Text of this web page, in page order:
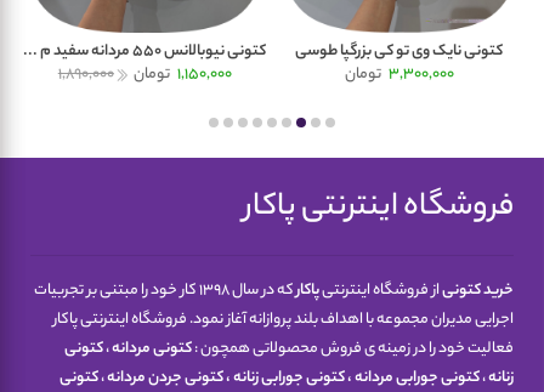
کتونی نایک وی تو کی بزرگپا طوسی
3,300,000 تومان
کتونی نیوبالانس 550 مردانه سفید م ...
1,150,000 تومان 1,890,000
فروشگاه اینترنتی پاکار
خرید کتونیاز فروشگاه اینترنتیپاکار
که در سال 1398 کار خود را مبتنی بر تجربیات
اجرایی مدیران مجموعه با اهداف بلند پروازانه آغاز نمود. فروشگاه اینترنتی پاکار
فعالیت خود را در زمینه ی فروش محصولاتی همچون :کتونی مردانه،کتونی
زنانه،کتونی جورابی مردانه،کتونی جورابی زنانه،کتونی جردن مردانه،کتونی